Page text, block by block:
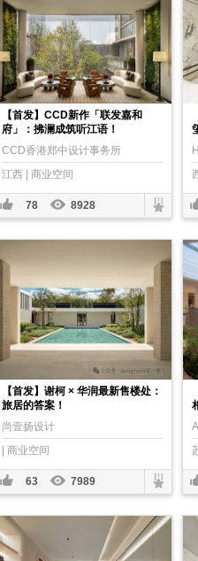
【首发】CCD新作「联发嘉和
府」：拂澜成筑听江语！
CCD香港郑中设计事务所
江西 | 商业空间
78 8928
【首发】谢柯 × 华润最新售楼处：
旅居的答案！
尚壹扬设计
| 商业空间
63 7989